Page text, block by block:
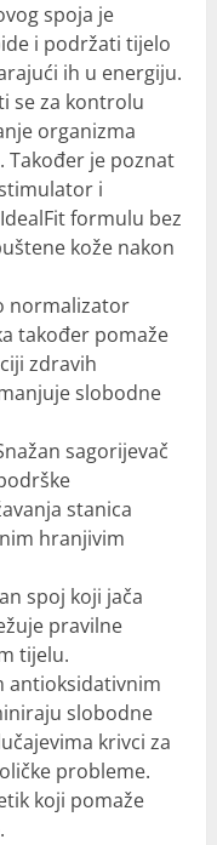
spoja je
i podržati tijelo
ih u energiju.
se za kontrolu
organizma
Također je poznat
i
formulu bez
kože nakon
normalizator
također pomaže
zdravih
slobodne
sagorijevač
stanica
hranjivim
spoj koji jača
pravilne
tijelu.
antioksidativnim
slobodne
krivci za
probleme.
koji pomaže